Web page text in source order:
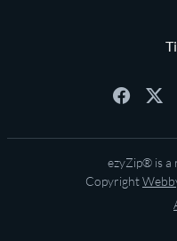
ezyZip® is a
Copyright